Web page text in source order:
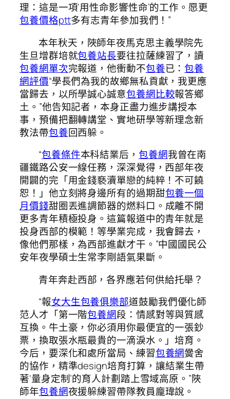
理：這是一項‘用性命影響性命’的工作。愿更
包養價格ptt多有志青年參加我們！”
本年秋天，陜師年夜馬克思主義學院先
生旦增群培就包養站長要往拉薩練習了，讀
包養網單次完報道，他衝動不包養已：包養
網評價“學長們為我的故鄉無私貢獻，我更應
當歸去，以所學誠心誠意包養網比較報答鄉
土。”他告知記者，本身正盡力進步講授本
事，預備把翻轉講堂、實地研學等新理念新
教法帶包養回西躲。
“包養條件本科結業后， 包養網我曾在南
疆鐵路公安一線任務，深深覺得，西部年夜
開闢的完「用金錢褻瀆單戀的純粹！不可饒
恕！」他立刻將身邊所有的過期甜包養一個
月價錢甜圈丟進調節器的燃料口。成離不開
更多青年積極投身。這篇報道中的青年就是
投身西部的模範！等學業完成，我會歸去，
像他們那樣，為西部進獻才干。”中國國民公
安年夜學碩士生常李剛語氣果斷。
青年奔赴西部，各界應若何供給托舉？
“報女大生包養俱樂部道鼓勵我們優化師
范人才「第一階包養網段：情感對等與質感
互換。牛土豪，你必須用你最便宜的一張鈔
票，換取張水瓶最貴的一滴淚水。」培育。
今后，要深化和處所當局、練習包養網黌舍
的協作，精準design培育打算，讓結業生帶
著‘量身定制’的育人計劃踏上雪域高原。”陜
師年包養網夜援躲練習帶隊教員龐瑋說。